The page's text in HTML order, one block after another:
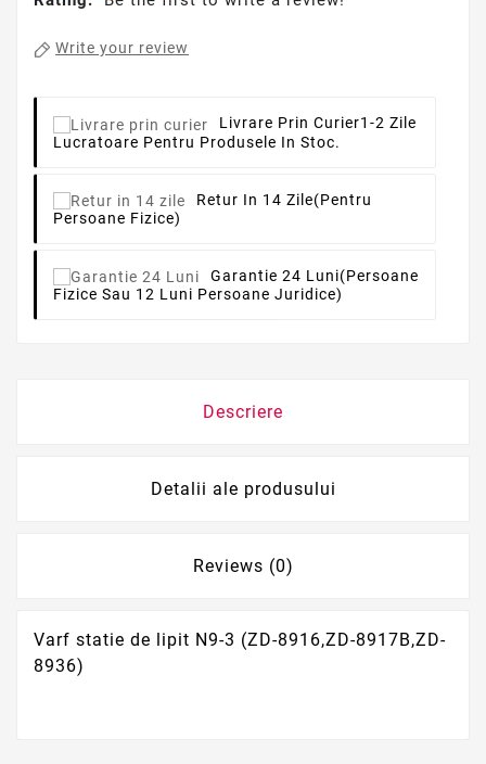
Write your review
Livrare Prin Curier1-2 Zile
Lucratoare Pentru Produsele In Stoc.
Retur In 14 Zile(pentru
Persoane Fizice)
Garantie 24 Luni(persoane
Fizice Sau 12 Luni Persoane Juridice)
Descriere
Detalii ale produsului
Reviews (0)
Varf statie de lipit N9-3 (ZD-8916,ZD-8917B,ZD-
8936)